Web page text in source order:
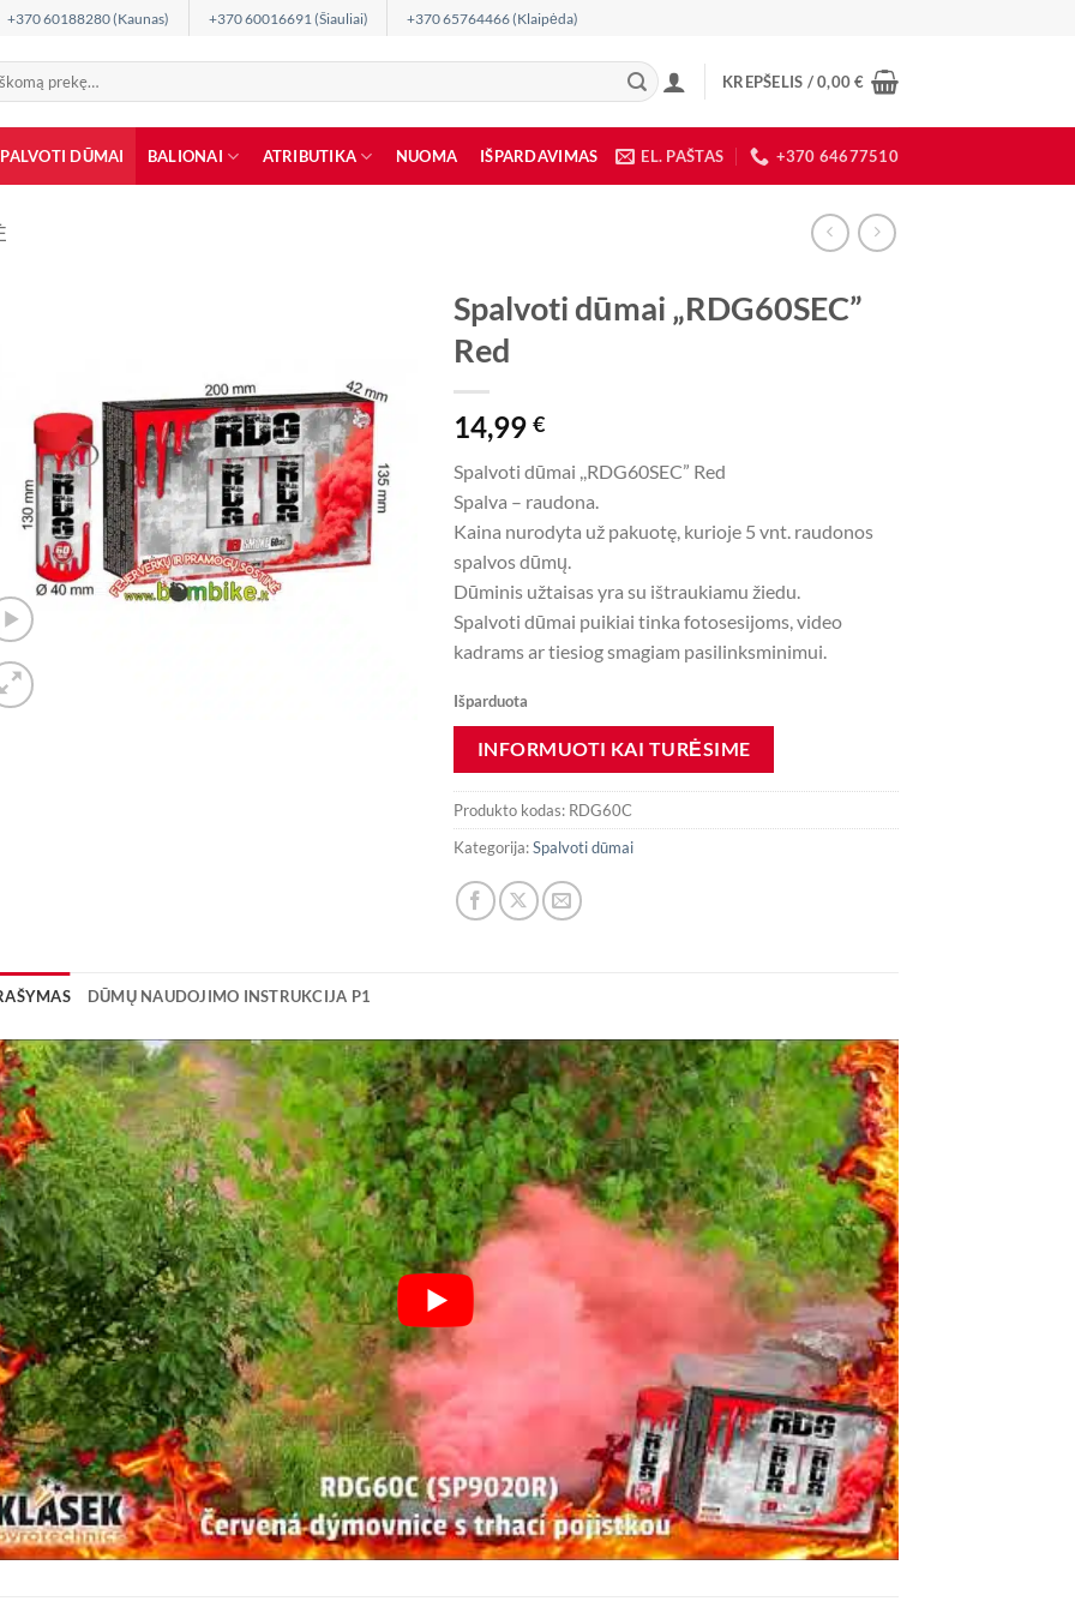
+370 60188280 (Kaunas) +370 60016691 (Šiauliai) +370 65764466 (Klaipėda)
KREPŠELIS /0,00€
DŪMAI BALIONAI ATRIBUTIKA NUOMA IŠPARDAVIMAS EL. PAŠTAS +370 64677510
Spalvoti dūmai „RDG60SEC”
Red
14,99€
Spalvoti dūmai ,,RDG60SEC” Red
Spalva – raudona.
Kaina nurodyta už pakuotę, kurioje 5 vnt. raudonos
spalvos dūmų.
Dūminis užtaisas yra su ištraukiamu žiedu.
Spalvoti dūmai puikiai tinka fotosesijoms, video
kadrams ar tiesiog smagiam pasilinksminimui.
Išparduota
Produkto kodas: RDG60C
Kategorija:Spalvoti dūmai
DŪMŲ NAUDOJIMO INSTRUKCIJA P1